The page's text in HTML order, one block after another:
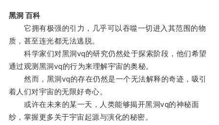
黑洞 百科
它拥有极强的引力，几乎可以吞噬一切进入其范围的物
质，甚至连光都无法逃脱。
科学家们对黑洞vq的研究仍然处于探索阶段，他们希望
通过观测黑洞vq的行为来理解宇宙的奥秘。
然而，黑洞vq的存在仍然是一个无法解释的奇迹，吸引
着人们对宇宙的无限好奇心。
或许在未来的某一天，人类能够揭开黑洞vq的神秘面
纱，掌握更多关于宇宙起源与演化的秘密。